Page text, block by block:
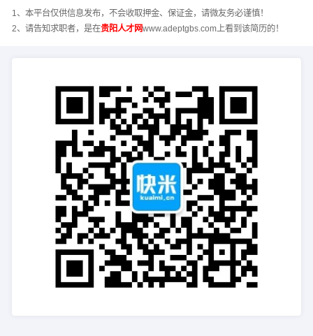
1、本平台仅供信息发布，不会收取押金、保证金，请微友务必谨慎！
2、请告知求职者，是在贵阳人才网www.adeptgbs.com上看到该简历的！